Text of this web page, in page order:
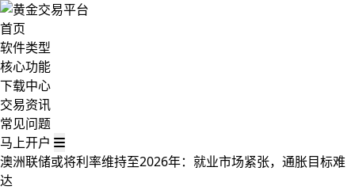
首页
软件类型
核心功能
下载中心
交易资讯
常见问题
马上开户
澳洲联储或将利率维持至2026年：就业市场紧张，通胀目标难
达